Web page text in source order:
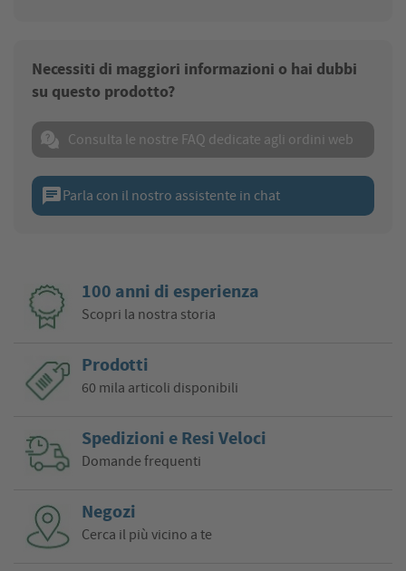
Necessiti di maggiori informazioni o hai dubbi
su questo prodotto?
Consulta le nostre FAQ dedicate agli ordini web
chatParla con il nostro assistente in chat
100 anni di esperienza
Scopri la nostra storia
Prodotti
60 mila articoli disponibili
Spedizioni e Resi Veloci
Domande frequenti
Negozi
Cerca il più vicino a te